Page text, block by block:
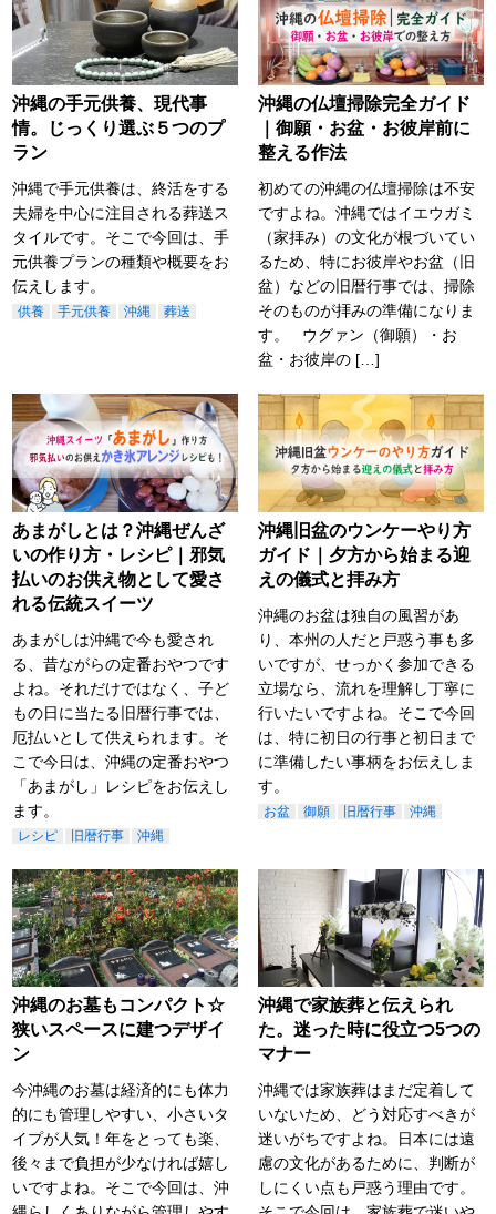
沖縄の手元供養、現代事
情。じっくり選ぶ５つのプ
ラン
沖縄で手元供養は、終活をする
夫婦を中心に注目される葬送ス
タイルです。そこで今回は、手
元供養プランの種類や概要をお
伝えします。
供養 手元供養 沖縄 葬送
沖縄の仏壇掃除完全ガイド
｜御願・お盆・お彼岸前に
整える作法
初めての沖縄の仏壇掃除は不安
ですよね。沖縄ではイエウガミ
（家拝み）の文化が根づいてい
るため、特にお彼岸やお盆（旧
盆）などの旧暦行事では、掃除
そのものが拝みの準備になりま
す。 ウグァン（御願）・お
盆・お彼岸の […]
あまがしとは？沖縄ぜんざ
いの作り方・レシピ｜邪気
払いのお供え物として愛さ
れる伝統スイーツ
あまがしは沖縄で今も愛され
る、昔ながらの定番おやつです
よね。それだけではなく、子ど
もの日に当たる旧暦行事では、
厄払いとして供えられます。そ
こで今日は、沖縄の定番おやつ
「あまがし」レシピをお伝えし
ます。
レシピ 旧暦行事 沖縄
沖縄旧盆のウンケーやり方
ガイド｜夕方から始まる迎
えの儀式と拝み方
沖縄のお盆は独自の風習があ
り、本州の人だと戸惑う事も多
いですが、せっかく参加できる
立場なら、流れを理解し丁寧に
行いたいですよね。そこで今回
は、特に初日の行事と初日まで
に準備したい事柄をお伝えしま
す。
お盆 御願 旧暦行事 沖縄
沖縄のお墓もコンパクト☆
狭いスペースに建つデザイ
ン
今沖縄のお墓は経済的にも体力
的にも管理しやすい、小さいタ
イプが人気！年をとっても楽、
後々まで負担が少なければ嬉し
いですよね。そこで今回は、沖
沖縄で家族葬と伝えられ
た。迷った時に役立つ5つの
マナー
沖縄では家族葬はまだ定着して
いないため、どう対応すべきが
迷いがちですよね。日本には遠
慮の文化があるために、判断が
しにくい点も戸惑う理由です。